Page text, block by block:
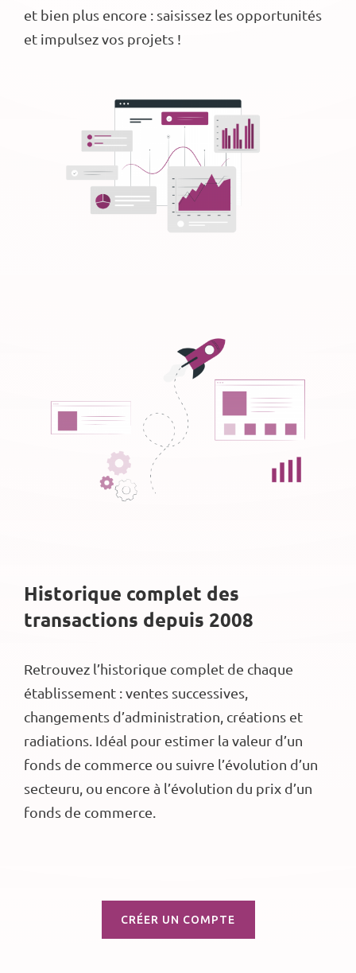
et bien plus encore : saisissez les opportunités
et impulsez vos projets !
Historique complet des
transactions depuis 2008
Retrouvez l’historique complet de chaque
établissement : ventes successives,
changements d’administration, créations et
radiations. Idéal pour estimer la valeur d’un
fonds de commerce ou suivre l’évolution d’un
secteuru, ou encore à l’évolution du prix d’un
fonds de commerce.
CRÉER UN COMPTE